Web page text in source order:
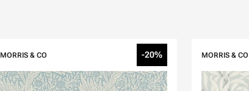
MORRIS & CO -20% MORRIS & CO